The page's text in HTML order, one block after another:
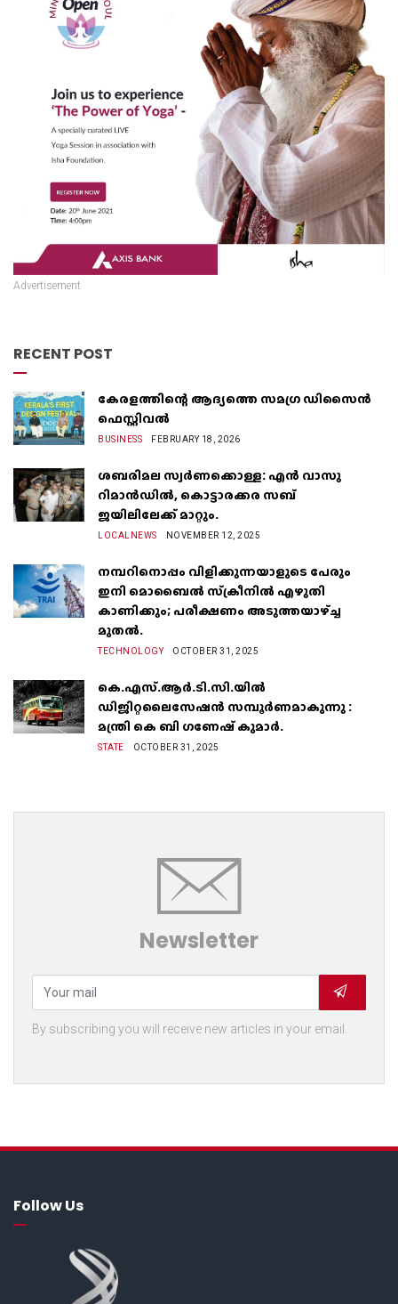
Advertisement
RECENT POST
കേരളത്തിന്റെ ആദ്യത്തെ സമഗ്ര ഡിസൈൻ
ഫെസ്റ്റിവൽ
BUSINESS FEBRUARY 18, 2026
ശബരിമല സ്വർണക്കൊള്ള: എൻ വാസു
റിമാൻഡിൽ, കൊട്ടാരക്കര സബ്
ജയിലിലേക്ക് മാറ്റും.
LOCALNEWS NOVEMBER 12, 2025
നമ്പറിനൊപ്പം വിളിക്കുന്നയാളുടെ പേരും
ഇനി മൊബൈൽ സ്‌ക്രീനില്‍ എഴുതി
കാണിക്കും; പരീക്ഷണം അടുത്തയാഴ്‌ച്ച
മുതല്‍.
TECHNOLOGY OCTOBER 31, 2025
കെ.എസ്.ആർ.ടി.സി.യിൽ
ഡിജിറ്റലൈസേഷൻ സമ്പൂർണമാകുന്നു :
മന്ത്രി കെ ബി ഗണേഷ് കുമാർ.
STATE OCTOBER 31, 2025
Newsletter
By subscribing you will receive new articles in your email.
Follow Us